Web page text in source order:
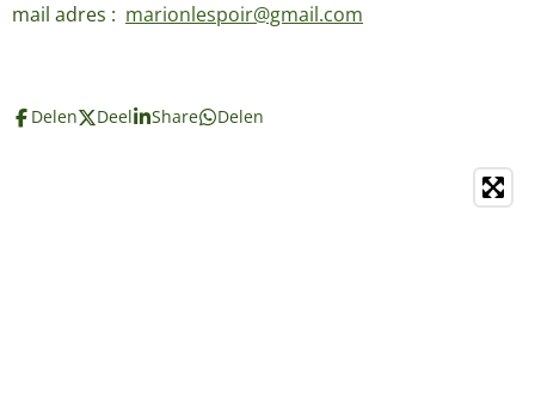
mail adres : marionlespoir@gmail.com
Delen Deel Share Delen